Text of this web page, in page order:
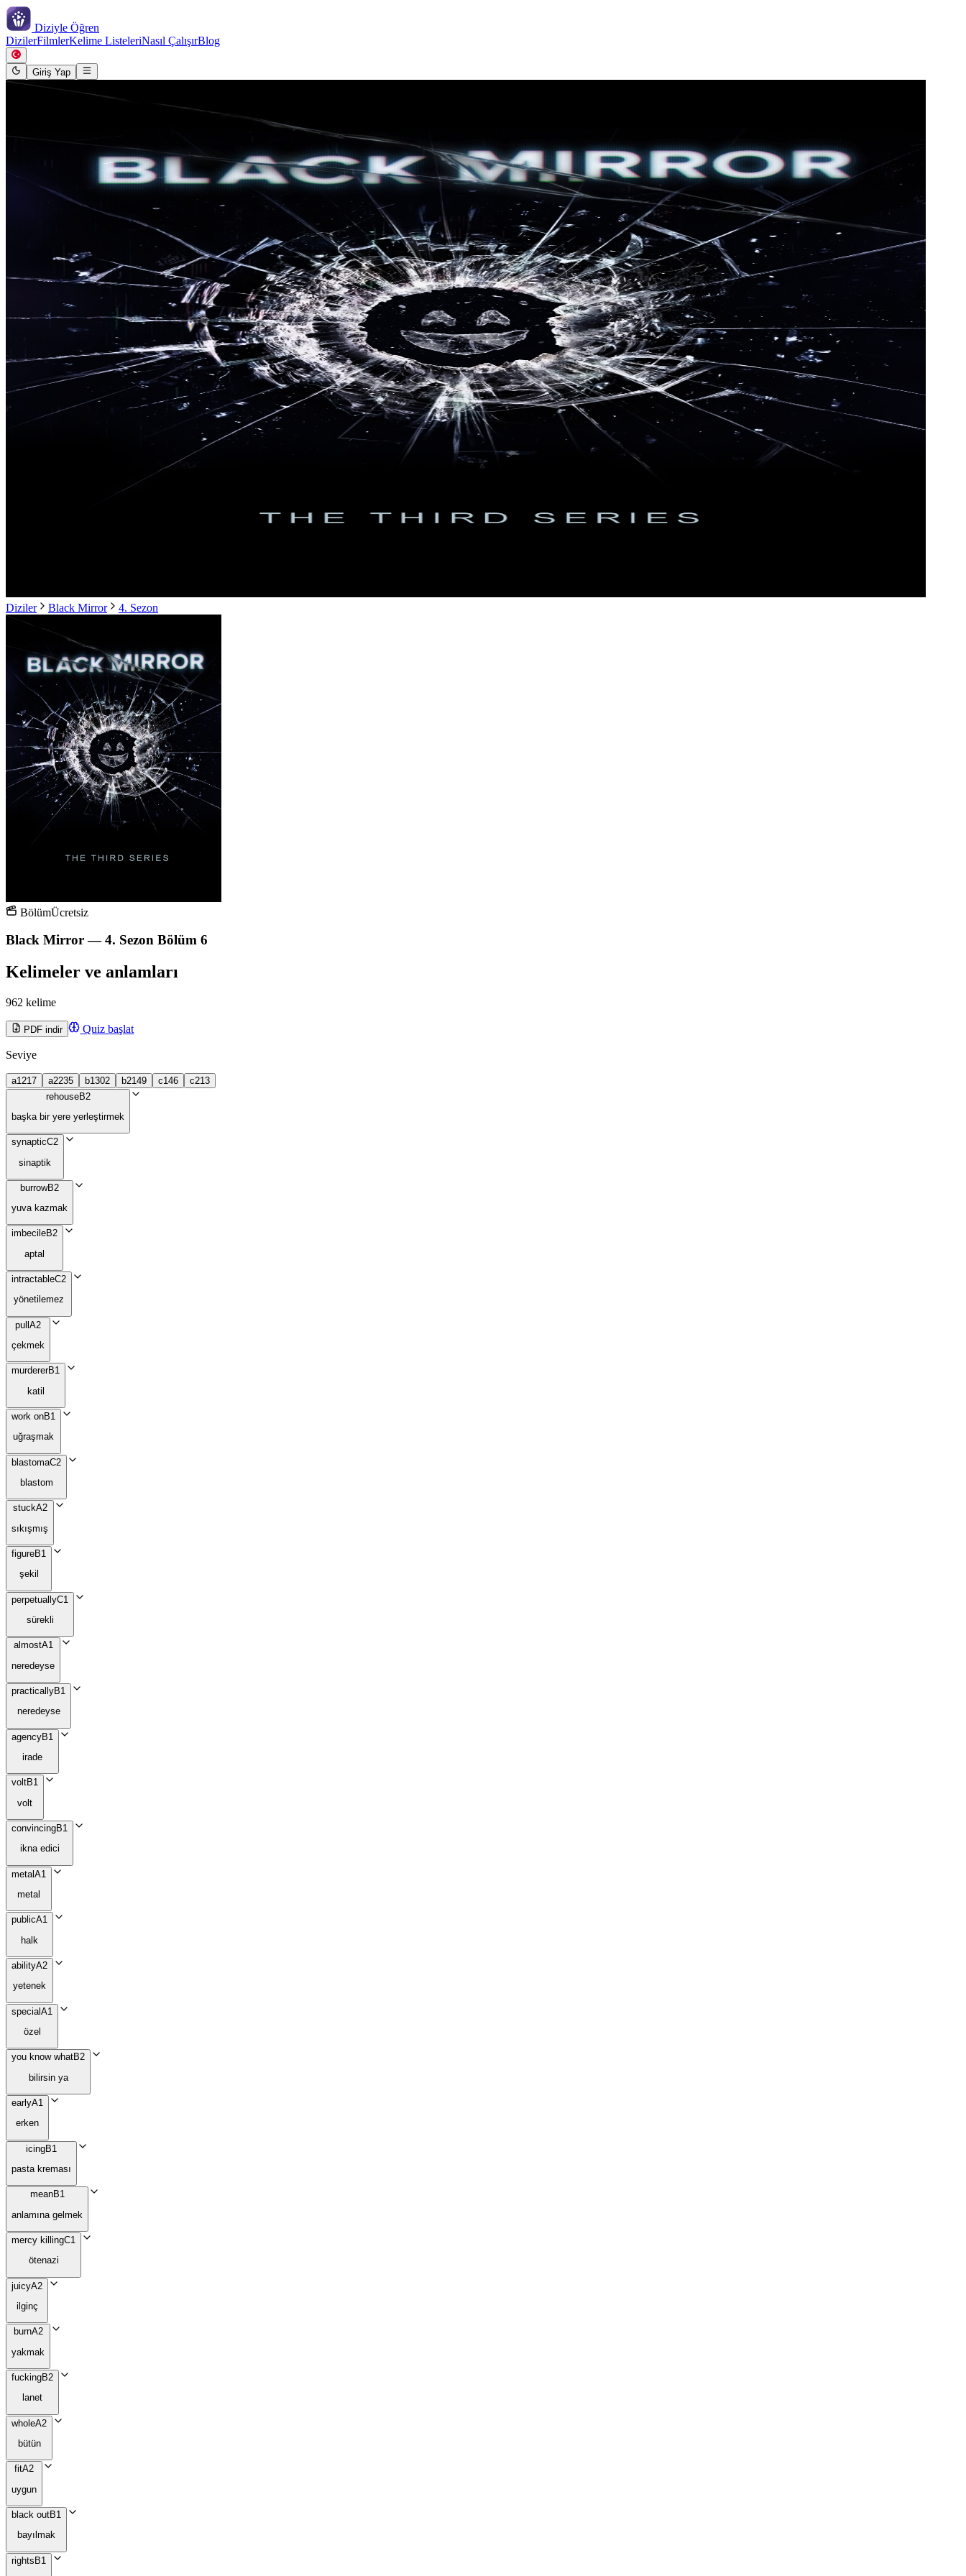
Diziyle Öğren
DizilerFilmlerKelime ListeleriNasıl ÇalışırBlog
Giriş Yap
Diziler Black Mirror 4. Sezon
BölümÜcretsiz
Black Mirror — 4. Sezon Bölüm 6
Kelimeler ve anlamları
962 kelime
PDF indir Quiz başlat
Seviye
a1 217 a2235 b1302 b2149 c146 c213
rehouseB2
başka bir yere yerleştirmek
synapticC2
sinaptik
burrowB2
yuva kazmak
imbecileB2
aptal
intractableC2
yönetilemez
pull A2
çekmek
murdererB1
katil
work onB1
uğraşmak
blastomaC2
blastom
stuckA2
sıkışmış
figureB1
şekil
perpetuallyC1
sürekli
almostA1
neredeyse
practicallyB1
neredeyse
agencyB1
irade
voltB1
volt
convincingB1
ikna edici
metalA1
metal
publicA1
halk
abilityA2
yetenek
specialA1
özel
you know whatB2
bilirsin ya
earlyA1
erken
icingB1
pasta kreması
meanB1
anlamına gelmek
mercy killingC1
ötenazi
juicyA2
ilginç
burnA2
yakmak
fuckingB2
lanet
wholeA2
bütün
fitA2
uygun
black outB1
bayılmak
rightsB1